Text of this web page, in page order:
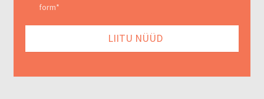
form*